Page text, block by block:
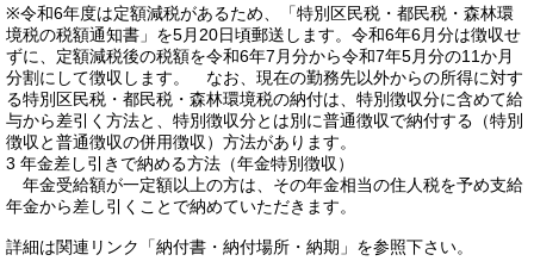
※令和6年度は定額減税があるため、「特別区民税・都民税・森林環
境税の税額通知書」を5月20日頃郵送します。令和6年6月分は徴収せ
ずに、定額減税後の税額を令和6年7月分から令和7年5月分の11か月
分割にして徴収します。 なお、現在の勤務先以外からの所得に対す
る特別区民税・都民税・森林環境税の納付は、特別徴収分に含めて給
与から差引く方法と、特別徴収分とは別に普通徴収で納付する（特別
徴収と普通徴収の併用徴収）方法があります。
3 年金差し引きで納める方法（年金特別徴収）
年金受給額が一定額以上の方は、その年金相当の住人税を予め支給
年金から差し引くことで納めていただきます。
詳細は関連リンク「納付書・納付場所・納期」を参照下さい。